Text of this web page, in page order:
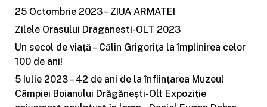
25 Octombrie 2023 – ZIUA ARMATEI
Zilele Orasului Draganesti-OLT 2023
Un secol de viață – Călin Grigorița la împlinirea celor
100 de ani!
5 Iulie 2023 – 42 de ani de la înființarea Muzeul
Câmpiei Boianului Drăgănești-Olt Expoziție